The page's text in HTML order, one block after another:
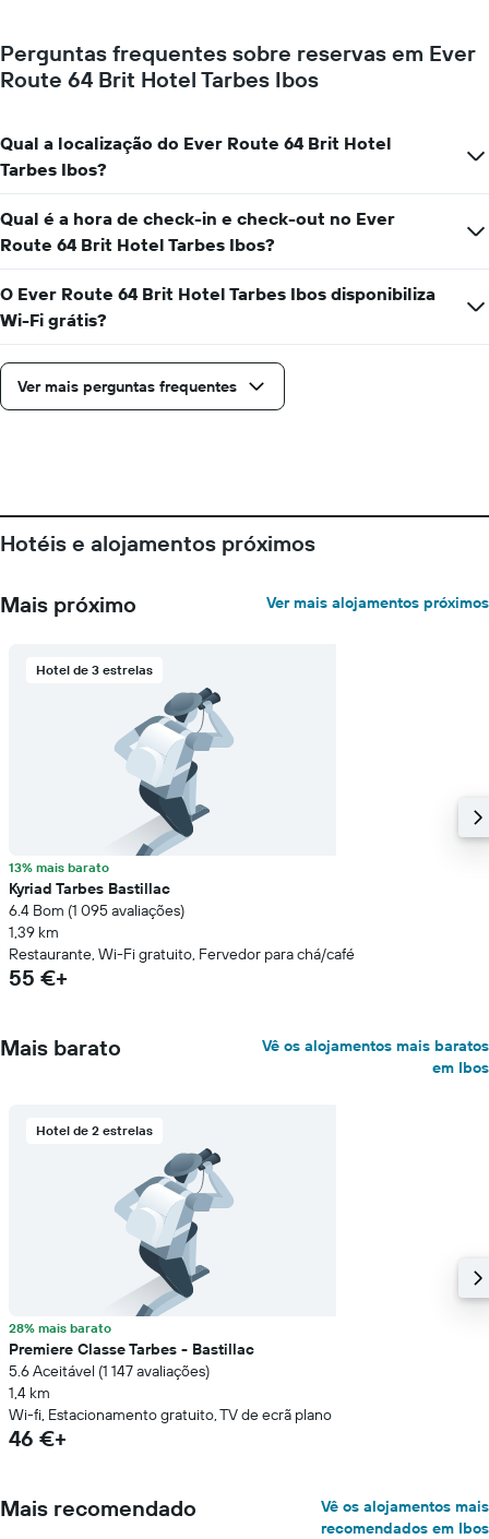
quarto
a
da
semana
O
gráfico
apresenta
os
dias
da
semana
numa
abcissa
O
gráfico
apresenta
um
quarto
numa
Perguntas frequentes sobre reservas em Ever
Route 64 Brit Hotel Tarbes Ibos
Qual a localização do Ever Route 64 Brit Hotel
Tarbes Ibos?
Qual é a hora de check-in e check-out no Ever
Route 64 Brit Hotel Tarbes Ibos?
O Ever Route 64 Brit Hotel Tarbes Ibos disponibiliza
Wi-Fi grátis?
Ver mais perguntas frequentes
Hotéis e alojamentos próximos
Mais próximo Ver mais alojamentos próximos
Hotel de 3 estrelas
13% mais barato
Kyriad Tarbes Bastillac
6.4 Bom (1 095 avaliações)
1,39 km
Restaurante, Wi-Fi gratuito, Fervedor para chá/café
55 €+
Mais barato
Vê os alojamentos mais baratos
em Ibos
Hotel de 2 estrelas
28% mais barato
Premiere Classe Tarbes - Bastillac
5.6 Aceitável (1 147 avaliações)
1,4 km
Wi-fi, Estacionamento gratuito, TV de ecrã plano
46 €+
Mais recomendado
Vê os alojamentos mais
recomendados em Ibos